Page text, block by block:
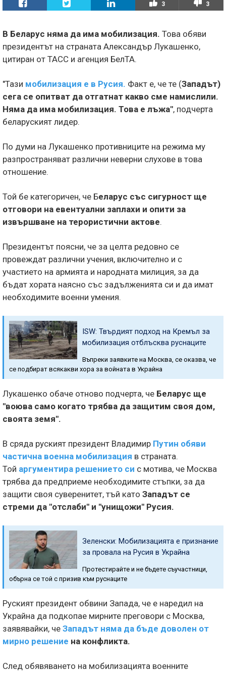
3 3
В Беларус няма да има мобилизация. Това обяви
президентът на страната Александър Лукашенко,
цитиран от ТАСС и агенция БелТА.
"Тази мобилизация е в Русия. Факт е, че те (Западът)
сега се опитват да отгатнат какво сме намислили.
Няма да има мобилизация. Това е лъжа", подчерта
беларуският лидер.
По думи на Лукашенко противниците на режима му
разпространяват различни неверни слухове в това
отношение.
Той бе категоричен, че Беларус със сигурност ще
отговори на евентуални заплахи и опити за
извършване на терористични актове.
Президентът поясни, че за целта редовно се
провеждат различни учения, включително и с
участието на армията и народната милиция, за да
бъдат хората наясно със задълженията си и да имат
необходимите военни умения.
ISW: Твърдият подход на Кремъл за
мобилизация отблъсква руснаците
Въпреки заявките на Москва, се оказва, че
се подбират всякакви хора за войната в Украйна
Лукашенко обаче отново подчерта, че Беларус ще
"воюва само когато трябва да защитим своя дом,
своята земя".
В сряда руският президент Владимир Путин обяви
частична военна мобилизация в страната.
Той аргументира решението си с мотива, че Москва
трябва да предприеме необходимите стъпки, за да
защити своя суверенитет, тъй като Западът се
стреми да "отслаби" и "унищожи" Русия.
Зеленски: Мобилизацията е признание
за провала на Русия в Украйна
Протестирайте и не бъдете съучастници,
обърна се той с призив към руснаците
Руският президент обвини Запада, че е наредил на
Украйна да подкопае мирните преговори с Москва,
заявявайки, че Западът няма да бъде доволен от
мирно решение на конфликта.
След обявяването на мобилизацията военните